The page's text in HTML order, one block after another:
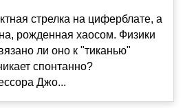
стрелка на циферблате, а
рожденная хаосом. Физики
ли оно к "тиканью"
спонтанно?
Джо...